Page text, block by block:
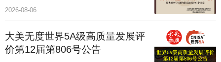
价通193国
2026-08-06
大美无度世界5A级高质量发展评
价第12届第806号公告